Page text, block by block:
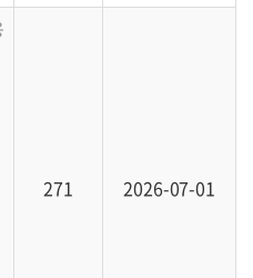
동물로 활용할 수 있는 여러 가축 이
271 2026-07-01